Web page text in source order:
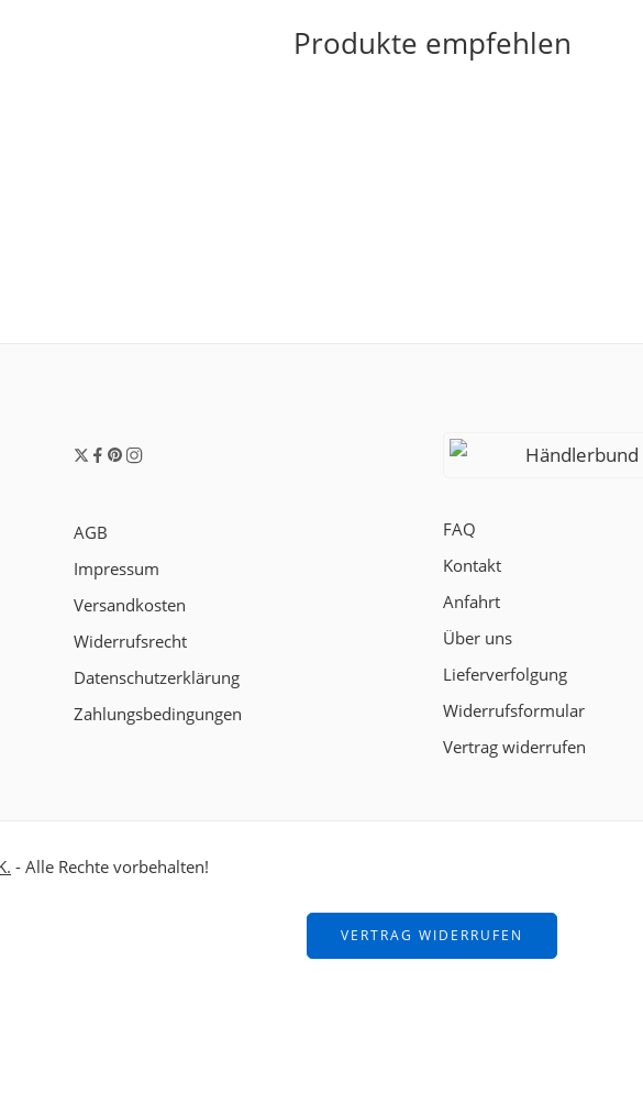
Produkte empfehlen
AGB
Impressum
Versandkosten
Widerrufsrecht
Datenschutzerklärung
Zahlungsbedingungen
Händlerbund
FAQ
Kontakt
Anfahrt
Über uns
Lieferverfolgung
Widerrufsformular
Vertrag widerrufen
- Alle Rechte vorbehalten!
VERTRAG WIDERRUFEN